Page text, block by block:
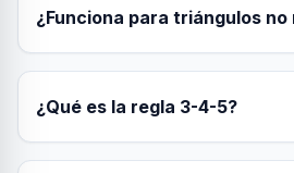
¿Funciona para triángulos
¿Qué es la regla 3-4-5?